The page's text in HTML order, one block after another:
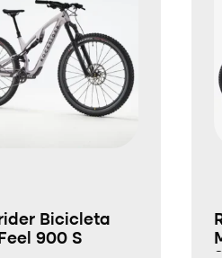
Bicicleta
900 S